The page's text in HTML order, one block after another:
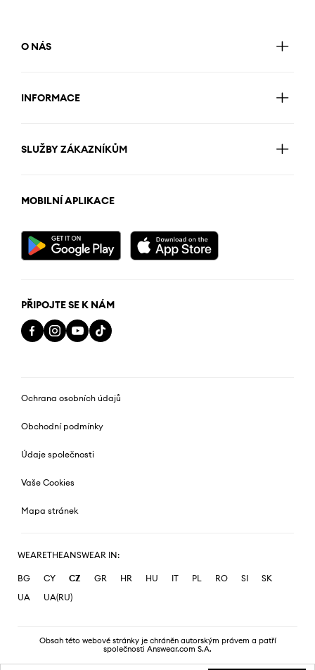
O NÁS
INFORMACE
SLUŽBY ZÁKAZNÍKŮM
MOBILNÍ APLIKACE
PŘIPOJTE SE K NÁM
Ochrana osobních údajů
Obchodní podmínky
Údaje společnosti
Vaše Cookies
Mapa stránek
WEARETHEANSWEAR IN:
BG CY CZ GR HR HU IT PL RO SI
SK
UA
UA(RU)
Obsah této webové stránky je chráněn autorským právem a patří
společnosti Answear.com S.A.